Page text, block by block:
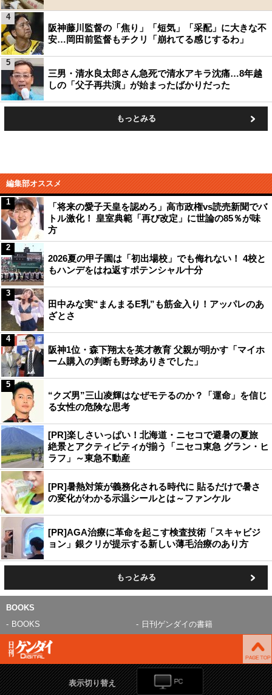
阪神藤川監督の「焦り」「短気」「采配」に大きな不
安…岡田前監督もチクリ「崩れてる感じするわ」
4
三男・清水良太郎さん急死で清水アキラ沈痛…8年越
しの「父子再共演」が始まったばかりだった
5
もっとみる
編集部オススメ
「将来の愛子天皇を認めろ」高市政権vs読売新聞でバ
トル激化！ 皇室典範「再び改定」に世論の85％が味
方
1
2026夏の甲子園は「初出場校」でも侮れない！ 4校と
もハンデをはね返すポテンシャル十分
2
田中みな実“まんまるE乳”も筋金入り！アッパレのあ
ざとさ
3
阪神1位・森下翔太を英才教育 父親が明かす「マイホ
ーム購入の判断も野球ありきでした」
4
“クズ男”三山凌輝はなぜモテるのか？「運命」を信じ
る女性の危険な思考
5
[PR]楽しさいっぱい！北海道・ニセコで避暑の夏旅
絶景とアクティビティが揃う「ニセコ東急 グラン・ヒ
ラフ」～東急不動産
[PR]暑熱対策が義務化される時代に 貼るだけで暑さ
の変化がわかる示温シールとは～ファンケル
[PR]AGA治療に革命を起こす検査技術「スキャビジ
ョン」銀クリが提示する新しい薄毛治療のあり方
もっとみる
BOOKS
BOOKS
日刊ゲンダイの書籍
表示切り替え